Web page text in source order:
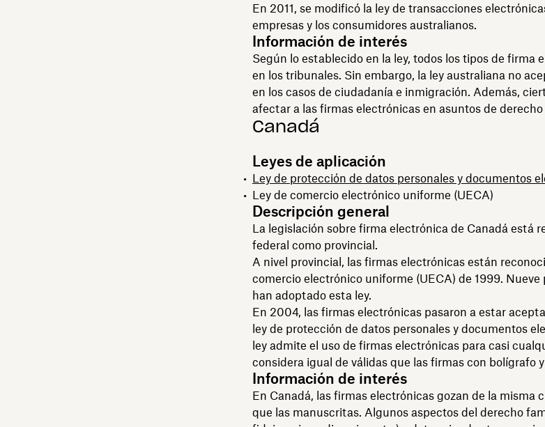
En 2011, se modificó la ley de transacciones
empresas y los consumidores australianos.
Información de interés
Según lo establecido en la ley, todos los tipos de firma
en los tribunales. Sin embargo, la ley australiana no
en los casos de ciudadanía e inmigración. Además,
afectar a las firmas electrónicas en asuntos de
Canadá
Leyes de aplicación
Ley de protección de datos personales y documentos
Ley de comercio electrónico uniforme (UECA)
Descripción general
La legislación sobre firma electrónica de Canadá está
federal como provincial.
A nivel provincial, las firmas electrónicas están
comercio electrónico uniforme (UECA) de 1999. Nueve
han adoptado esta ley.
En 2004, las firmas electrónicas pasaron a estar
ley de protección de datos personales y documentos
ley admite el uso de firmas electrónicas para casi
considera igual de válidas que las firmas con bolígrafo
Información de interés
En Canadá, las firmas electrónicas gozan de la misma
que las manuscritas. Algunos aspectos del derecho